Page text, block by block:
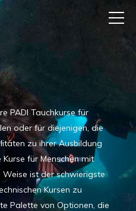
PADI Tauchkurse für
oder für diejenigen, die
zu ihrer Ausbildung
für Menschen mit
Weise ist der schwierigste
Kursen zu
Palette von Optionen, die